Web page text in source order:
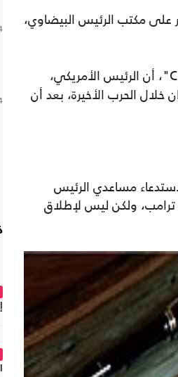
على مكتب الرئيس البيضاوي،
المحلل السابق في وكالة الاستخبارات المركزية الأمريكية "CIA"، أن الرئيس الأمريكي،
الحرب الأخيرة، بعد أن
مساعدي الرئيس
ترامب، ولكن ليس لإطلاق